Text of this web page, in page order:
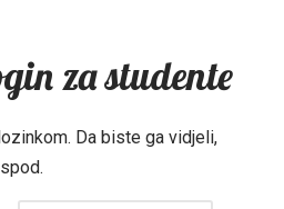
za studente
Da biste ga vidjeli,